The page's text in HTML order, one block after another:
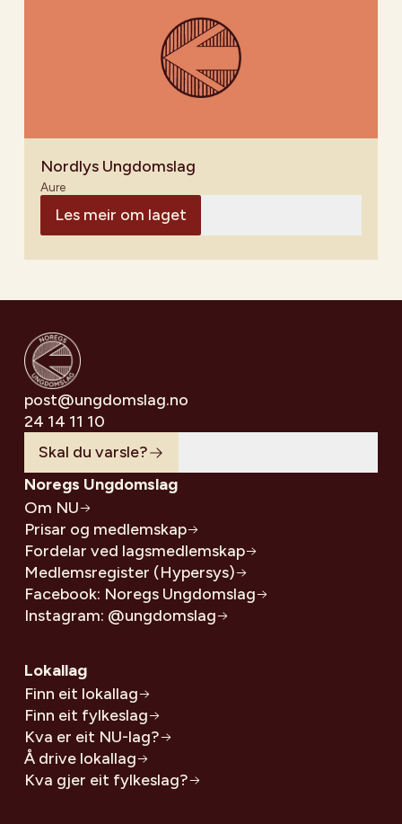
Nordlys Ungdomslag
Aure
Les meir om laget
post@ungdomslag.no
24 14 11 10
Skal du varsle?
Noregs Ungdomslag
Om NU
Prisar og medlemskap
Fordelar ved lagsmedlemskap
Medlemsregister (Hypersys)
Facebook: Noregs Ungdomslag
Instagram: @ungdomslag
Lokallag
Finn eit lokallag
Finn eit fylkeslag
Kva er eit NU-lag?
Å drive lokallag
Kva gjer eit fylkeslag?